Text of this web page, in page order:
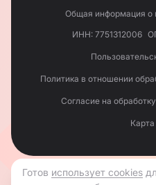
свои традиции,
кашрута, проведение
мицва и хупы, а также
культурную
Ростовская еврейская
как можно сохранить и
в условиях
история и современная
важной частью
Готов использует cookies
Общая информация о
ИНН: 7751312006
Политика в отношении
Согласие на